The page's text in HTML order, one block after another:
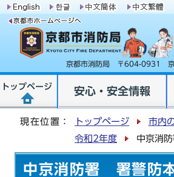
京都市消防局 〒604-0931 京
トップページ 安心・安全情報
現在位置： トップページ 市内
令和2年度
中京消
中京消防署 署警防